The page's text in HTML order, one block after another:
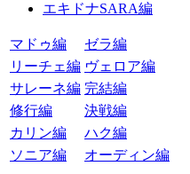
エキドナSARA編
マドゥ編
ゼラ編
リーチェ編 ヴェロア編
サレーネ編 完結編
修行編
決戦編
カリン編
ハク編
ソニア編
オーディン編